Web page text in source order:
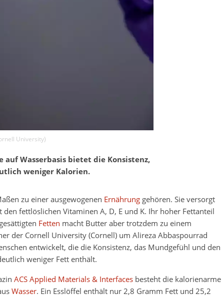
University)
Wasserbasis bietet die Konsistenz,
weniger Kalorien.
zu einer ausgewogenen Ernährunggehören. Sie versorgt
fettlöslichen Vitaminen A, D, E und K. Ihr hoher Fettanteil
Fetten macht Butter aber trotzdem zu einem
der Cornell University (Cornell) um Alireza Abbaspourrad
entwickelt, die die Konsistenz, das Mundgefühl und den
weniger Fett enthält.
ACS Applied Materials & Interfacesbesteht die kalorienarme
Wasser. Ein Esslöffel enthält nur 2,8 Gramm Fett und 25,2